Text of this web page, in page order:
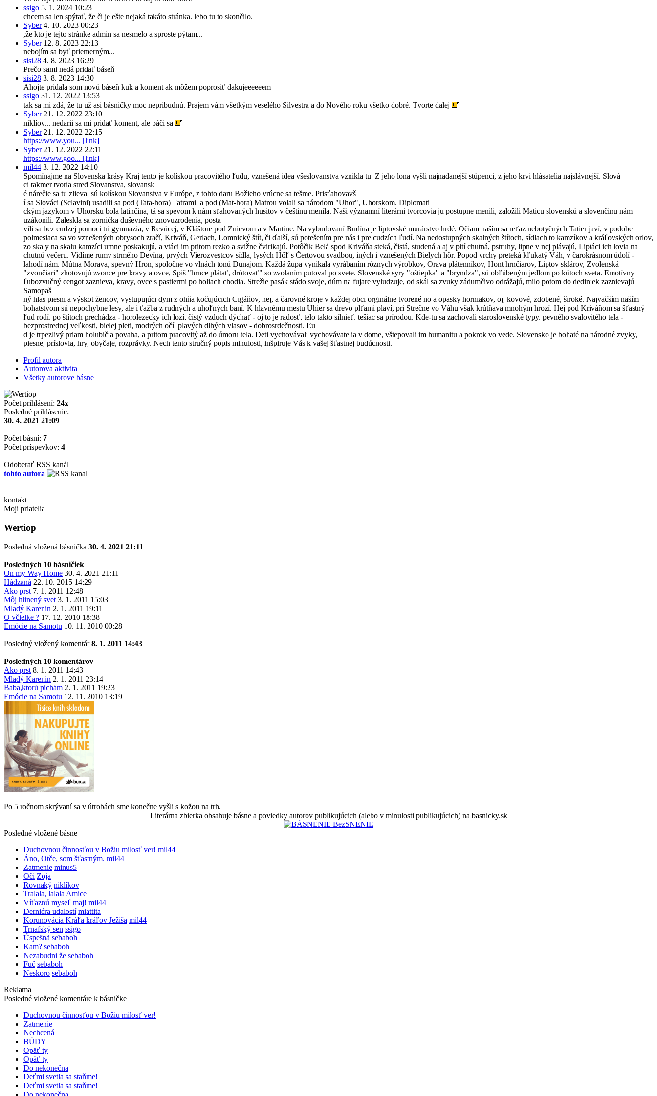
ssigo 5. 1. 2024 10:23
chcem sa len spýtať, že či je ešte nejaká takáto stránka. lebo tu to skončilo.
Syber 4. 10. 2023 00:23
,že kto je tejto stránke admin sa nesmelo a sproste pýtam...
Syber 12. 8. 2023 22:13
nebojím sa byť priemerným...
sisi28 4. 8. 2023 16:29
Prečo sami nedá pridať báseň
sisi28 3. 8. 2023 14:30
Ahojte pridala som novú báseň kuk a koment ak môžem poprosiť dakujeeeeeem
ssigo 31. 12. 2022 13:53
tak sa mi zdá, že tu už asi básničky moc nepribudnú. Prajem vám všetkým veselého Silvestra a do Nového roku všetko dobré. Tvorte dalej
Syber 21. 12. 2022 23:10
niklíov... nedarii sa mi pridať koment, ale páči sa
Syber 21. 12. 2022 22:15
https://www.you... [link]
Syber 21. 12. 2022 22:11
https://www.goo... [link]
mil44 3. 12. 2022 14:10
Spomínajme na Slovenska krásy Kraj tento je kolískou pracovitého ľudu, vznešená idea všeslovanstva vznikla tu. Z jeho lona vyšli najnadanejší stúpenci, z jeho krvi hlásatelia najslávnejší. Slová
ci takmer tvoria stred Slovanstva, slovansk
é nárečie sa tu zlieva, sú kolískou Slovanstva v Európe, z tohto daru Božieho vrúcne sa tešme. Prisťahovavš
í sa Slováci (Sclavini) usadili sa pod (Tata-hora) Tatrami, a pod (Mat-hora) Matrou volali sa národom "Uhor", Uhorskom. Diplomati
ckým jazykom v Uhorsku bola latinčina, tá sa spevom k nám sťahovaných husitov v češtinu menila. Naši významní literárni tvorcovia ju postupne menili, založili Maticu slovenskú a slovenčinu nám
uzákonili. Zaleskla sa zornička duševného znovuzrodenia, posta
vili sa bez cudzej pomoci tri gymnázia, v Revúcej, v Kláštore pod Znievom a v Martine. Na vybudovaní Budína je liptovské murárstvo hrdé. Očiam naším sa reťaz nebotyčných Tatier javí, v podobe
polmesiaca sa vo vznešených obrysoch zračí, Kriváň, Gerlach, Lomnický štít, či ďalší, sú potešením pre nás i pre cudzích ľudí. Na nedostupných skalných štítoch, sídlach to kamzíkov a kráľovských orlov,
zo skaly na skalu kamzíci umne poskakujú, a vtáci im pritom rezko a svižne čvirikajú. Potôčik Belá spod Kriváňa steká, čistá, studená a aj v pití chutná, pstruhy, lipne v nej plávajú, Liptáci ich lovia na
chutnú večeru. Vidíme rumy strmého Devína, prvých Vierozvestcov sídla, lysých Hôľ s Čertovou svadbou, iných i vznešených Bielych hôr. Popod vrchy preteká kľukatý Váh, v čarokrásnom údolí -
lahodí nám. Mútna Morava, spevný Hron, spoločne vo vlnách tonú Dunajom. Každá župa vynikala vyrábaním rôznych výrobkov, Orava plátenníkov, Hont hrnčiarov, Liptov sklárov, Zvolenská
"zvončiari" zhotovujú zvonce pre kravy a ovce, Spiš "hrnce plátať, drôtovať" so zvolaním putoval po svete. Slovenské syry "oštiepka" a "bryndza", sú obľúbeným jedlom po kútoch sveta. Emotívny
ľubozvučný cengot zaznieva, kravy, ovce s pastiermi po holiach chodia. Strežie pasák stádo svoje, dúm na fujare vyludzuje, od skál sa zvuky zádumčivo odrážajú, milo potom do dediniek zaznievajú.
Samopaš
ný hlas piesni a výskot žencov, vystupujúci dym z ohňa kočujúcich Cigáňov, hej, a čarovné kroje v každej obci orginálne tvorené no a opasky horniakov, oj, kovové, zdobené, široké. Najväčším naším
bohatstvom sú nepochybne lesy, ale i ťažba z rudných a uhoľných baní. K hlavnému mestu Uhier sa drevo plťami plaví, pri Strečne vo Váhu však krútňava mnohým hrozí. Hej pod Kriváňom sa šťastný
ľud rodí, po štítoch prechádza - horolezecky ich lozí, čistý vzduch dýchať - oj to je radosť, telo takto silnieť, tešiac sa prírodou. Kde-tu sa zachovali staroslovenské typy, pevného svalovitého tela -
bezprostrednej veľkosti, bielej pleti, modrých očí, plavých dlhých vlasov - dobrosrdečnosti. Ľu
d je trpezlivý priam holubičia povaha, a pritom pracovitý až do úmoru tela. Deti vychovávali vychovávatelia v dome, vštepovali im humanitu a pokrok vo vede. Slovensko je bohaté na národné zvyky,
piesne, príslovia, hry, obyčaje, rozprávky. Nech tento stručný popis minulosti, inšpiruje Vás k vašej šťastnej budúcnosti.
Profil autora
Autorova aktivita
Všetky autorove básne
Počet prihlásení: 24x
Posledné prihlásenie:
30. 4. 2021 21:09
Počet básní: 7
Počet príspevkov: 4
Odoberať RSS kanál
tohto autora
kontakt
Moji priatelia
Wertiop
Posledná vložená básnička 30. 4. 2021 21:11
Posledných 10 básničiek
On my Way Home 30. 4. 2021 21:11
Hádzaná 22. 10. 2015 14:29
Ako prst 7. 1. 2011 12:48
Môj hlinený svet 3. 1. 2011 15:03
Mladý Karenin 2. 1. 2011 19:11
O včielke ? 17. 12. 2010 18:38
Emócie na Samotu 10. 11. 2010 00:28
Posledný vložený komentár8. 1. 2011 14:43
Posledných 10 komentárov
Ako prst 8. 1. 2011 14:43
Mladý Karenin 2. 1. 2011 23:14
Baba,ktorú pichám 2. 1. 2011 19:23
Emócie na Samotu 12. 11. 2010 13:19
Po 5 ročnom skrývaní sa v útrobách sme konečne vyšli s kožou na trh.
Literárna zbierka obsahuje básne a poviedky autorov publikujúcich (alebo v minulosti publikujúcich) na basnicky.sk
Posledné vložené básne
Duchovnou činnosťou v Božiu milosť ver! mil44
Áno, Otče, som šťastným. mil44
Zatmenie minus5
Oči Zoja
Rovnaký niklíkov
Tralala, lalala Amice
Víťaznú myseľ maj! mil44
Derniéra udalostí miattita
Korunovácia Kráľa kráľov Ježiša mil44
Trnafský sen ssigo
Úspešná sebaboh
Kam? sebaboh
Nezabudni že sebaboh
Fuč sebaboh
Neskoro sebaboh
Reklama
Posledné vložené komentáre k básničke
Duchovnou činnosťou v Božiu milosť ver!
Zatmenie
Nechcená
BÚDY
Opäť ty
Opäť ty
Do nekonečna
Deťmi svetla sa staňme!
Deťmi svetla sa staňme!
Do nekonečna